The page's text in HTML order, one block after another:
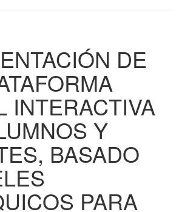
DE
INTERACTIVA
Y
BASADO
PARA